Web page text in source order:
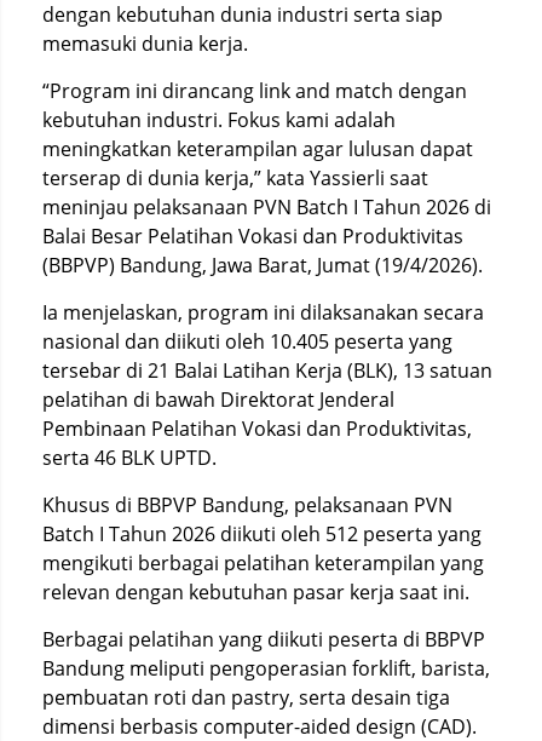
dengan kebutuhan dunia industri serta siap
memasuki dunia kerja.
“Program ini dirancang link and match dengan
kebutuhan industri. Fokus kami adalah
meningkatkan keterampilan agar lulusan dapat
terserap di dunia kerja,” kata Yassierli saat
meninjau pelaksanaan PVN Batch I Tahun 2026 di
Balai Besar Pelatihan Vokasi dan Produktivitas
(BBPVP) Bandung, Jawa Barat, Jumat (19/4/2026).
Ia menjelaskan, program ini dilaksanakan secara
nasional dan diikuti oleh 10.405 peserta yang
tersebar di 21 Balai Latihan Kerja (BLK), 13 satuan
pelatihan di bawah Direktorat Jenderal
Pembinaan Pelatihan Vokasi dan Produktivitas,
serta 46 BLK UPTD.
Khusus di BBPVP Bandung, pelaksanaan PVN
Batch I Tahun 2026 diikuti oleh 512 peserta yang
mengikuti berbagai pelatihan keterampilan yang
relevan dengan kebutuhan pasar kerja saat ini.
Berbagai pelatihan yang diikuti peserta di BBPVP
Bandung meliputi pengoperasian forklift, barista,
pembuatan roti dan pastry, serta desain tiga
dimensi berbasis computer-aided design (CAD).